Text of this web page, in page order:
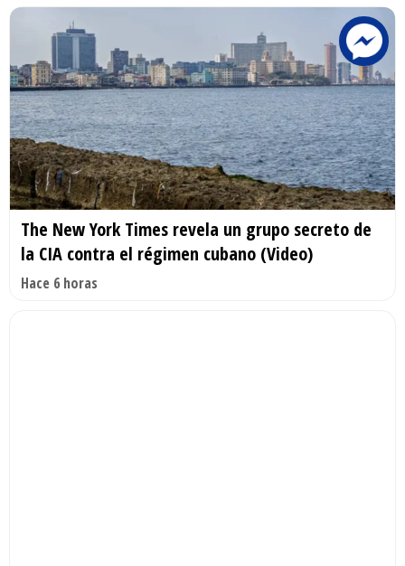
The New York Times revela un grupo secreto de
la CIA contra el régimen cubano (Video)
Hace 6 horas